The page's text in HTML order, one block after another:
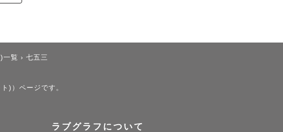
由な息子たちと日々過ご
力で撮影させて頂きます
一覧 › 七五三
)）ページです。
ラブグラフについて